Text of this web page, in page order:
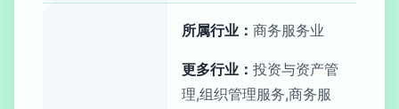
所属行业： 商务服务业
更多行业： 投资与资产管
理,组织管理服务,商务服